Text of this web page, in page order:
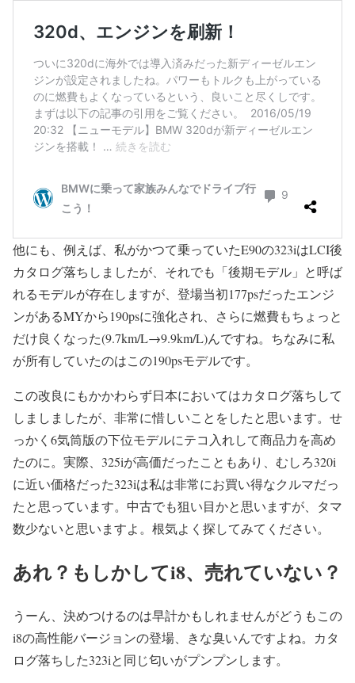
他にも、例えば、私がかつて乗っていたE90の323iはLCI後
カタログ落ちしましたが、それでも「後期モデル」と呼ば
れるモデルが存在しますが、登場当初177psだったエンジ
ンがあるMYから190psに強化され、さらに燃費もちょっと
だけ良くなった(9.7km/L→9.9km/L)んですね。ちなみに私
が所有していたのはこの190psモデルです。
この改良にもかかわらず日本においてはカタログ落ちして
しましましたが、非常に惜しいことをしたと思います。せ
っかく6気筒版の下位モデルにテコ入れして商品力を高め
たのに。実際、325iが高価だったこともあり、むしろ320i
に近い価格だった323iは私は非常にお買い得なクルマだっ
たと思っています。中古でも狙い目かと思いますが、タマ
数少ないと思いますよ。根気よく探してみてください。
あれ？もしかしてi8、売れていない？
うーん、決めつけるのは早計かもしれませんがどうもこの
i8の高性能バージョンの登場、きな臭いんですよね。カタ
ログ落ちした323iと同じ匂いがプンプンします。